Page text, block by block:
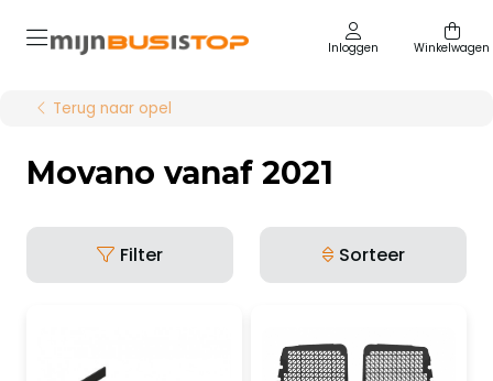
Inloggen Winkelwagen
Terug naar opel
Movano vanaf 2021
Filter Sorteer